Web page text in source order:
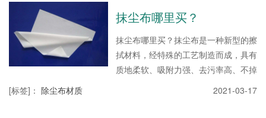
塑料件的喷漆或涂装前的预处理。那么
选购抹尘布哪家好？今天抹尘布厂家恒
泰胶粘就来和大家介绍下选购抹尘布哪
家好？如今，大多数的店主都发布了一
系列的防尘布，可以为您创造一个无尘
抹尘布哪里买？
抹尘布哪里买？抹尘布是一种新型的擦
拭材料，经特殊的工艺制造而成，具有
质地柔软、吸附力强、去污率高、不掉
[标签] ： 除尘布材质 2021-03-17